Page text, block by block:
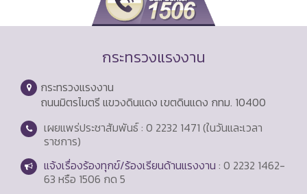
กระทรวงแรงงาน
กระทรวงแรงงาน
ถนนมิตรไมตรี แขวงดินแดง เขตดินแดง กทม. 10400
เผยแพร่ประชาสัมพันธ์ : 0 2232 1471 (ในวันและเวลา
ราชการ)
แจ้งเรื่องร้องทุกข์/ร้องเรียนด้านแรงงาน : 0 2232 1462-
63 หรือ 1506 กด 5